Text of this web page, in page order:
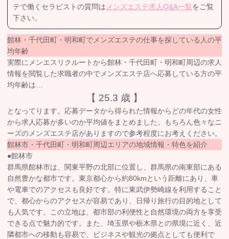
テで働くセラピストの質問は メンズエステ求人Q&A一覧をご覧
下さい。
館林・千代田町・明和町でメンズエステの仕事を探している人の平
均年齢
実際にメンエスリクルートから館林・千代田町・明和町周辺の求人
情報を閲覧した求職者の中でメンズエステ店へ応募している方の平
均年齢は…
【 25.3 歳 】
となってります。応募データから得られた情報からどの年代の女性
から求人応募が多いのか平均値をまとめました。もちろん色々なニ
ーズのメンズエステ店がありますので参考程度にお考えください。
館林市・千代田町・明和町周辺エリアの地域情報・特色を紹介
●館林市
群馬県館林市は、関東平野の北部に位置し、群馬県の南東部にある
自然豊かな都市です。東京都心から約80kmという距離にあり、車
や電車でのアクセスも良好です。特に東武伊勢崎線を利用すること
で、都心からのアクセスが容易であり、日帰り旅行の目的地として
も人気です。この立地は、都市部の利便性と自然環境の両方を享受
できる点で魅力的です。また、埼玉県や栃木県との県境に近く、近
隣都市への移動も容易で、ビジネスや観光の拠点としても便利で